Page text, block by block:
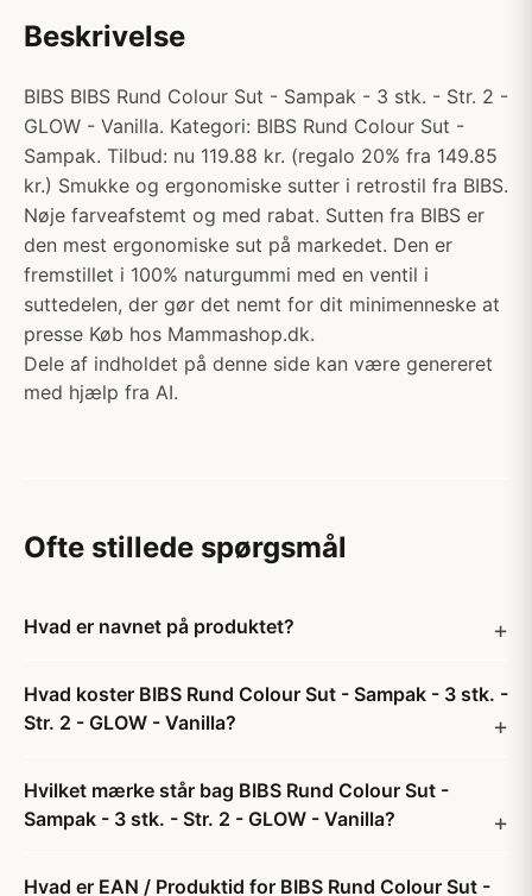
Beskrivelse
BIBS BIBS Rund Colour Sut - Sampak - 3 stk. - Str. 2 -
GLOW - Vanilla. Kategori: BIBS Rund Colour Sut -
Sampak. Tilbud: nu 119.88 kr. (regalo 20% fra 149.85
kr.) Smukke og ergonomiske sutter i retrostil fra BIBS.
Nøje farveafstemt og med rabat. Sutten fra BIBS er
den mest ergonomiske sut på markedet. Den er
fremstillet i 100% naturgummi med en ventil i
suttedelen, der gør det nemt for dit minimenneske at
presse Køb hos Mammashop.dk.
Dele af indholdet på denne side kan være genereret
med hjælp fra AI.
Ofte stillede spørgsmål
Hvad er navnet på produktet?
Hvad koster BIBS Rund Colour Sut - Sampak - 3 stk. -
Str. 2 - GLOW - Vanilla?
Hvilket mærke står bag BIBS Rund Colour Sut -
Sampak - 3 stk. - Str. 2 - GLOW - Vanilla?
Hvad er EAN / Produktid for BIBS Rund Colour Sut -